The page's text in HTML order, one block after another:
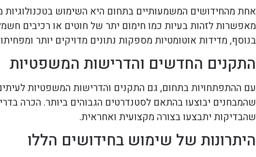
אחת מהחידושים המשמעותיים בתחום היא השימוש
מאפשרות לזהות בעיות כמו חימום יתר של חוטים או רכיבים
בנוסף, מדידות אוטומטיות מספקות נתונים מדויקים יותר
התקנים החדשים והדרישות המשפטיות
עם ההתפתחויות בתחום, גם התקנים והדרישות המשפטיות
שהמבחנים יבוצעו בהתאם לסטנדרטים הגבוהים ביותר. הכרה
שהבדיקות יתבצעו בצורה מקצועית ואחראית.
היתרונות של שימוש בחידושים הללו